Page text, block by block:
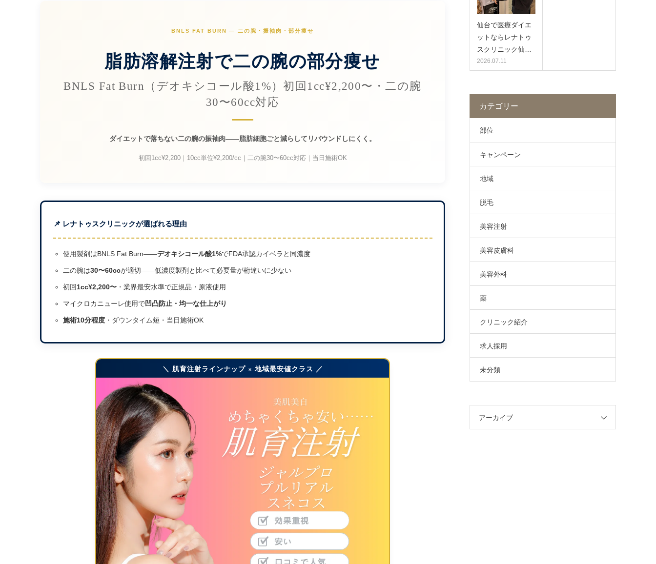
BNLS FAT BURN — 二の腕・振袖肉・部分痩せ
脂肪溶解注射で二の腕の部分痩せ
BNLS Fat Burn（デオキシコール酸1%）初回1cc¥2,200〜・二の腕
30〜60cc対応
ダイエットで落ちない二の腕の振袖肉——脂肪細胞ごと減らしてリバウンドしにくく。
初回1cc¥2,200｜10cc単位¥2,200/cc｜二の腕30〜60cc対応｜当日施術OK
📌 レナトゥスクリニックが選ばれる理由
使用製剤はBNLS Fat Burn——デオキシコール酸1%でFDA承認カイベラと同濃度
二の腕は30〜60ccが適切——低濃度製剤と比べて必要量が桁違いに少ない
初回1cc¥2,200〜・業界最安水準で正規品・原液使用
マイクロカニューレ使用で凹凸防止・均一な仕上がり
施術10分程度・ダウンタイム短・当日施術OK
＼ 肌育注射ラインナップ × 地域最安値クラス ／
仙台で医療ダイエ
ットならレナトゥ
スクリニック仙…
2026.07.11
カテゴリー
部位
キャンペーン
地域
脱毛
美容注射
美容皮膚科
美容外科
薬
クリニック紹介
求人採用
未分類
アーカイブ